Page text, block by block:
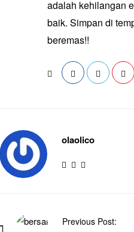
adalah kehilangan
baik. Simpan di
beremas!!
olaolico
Previous Post: